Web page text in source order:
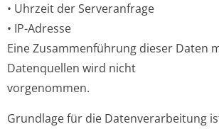
• Uhrzeit der Serveranfrage
• IP-Adresse
Eine Zusammenführung dieser Daten
Datenquellen wird nicht
vorgenommen.
Grundlage für die Datenverarbeitung